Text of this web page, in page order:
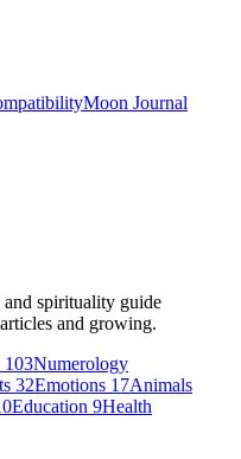
Moon Journal
spirituality guide
articles and growing.
103Numerology
32Emotions 17Animals
Education 9Health